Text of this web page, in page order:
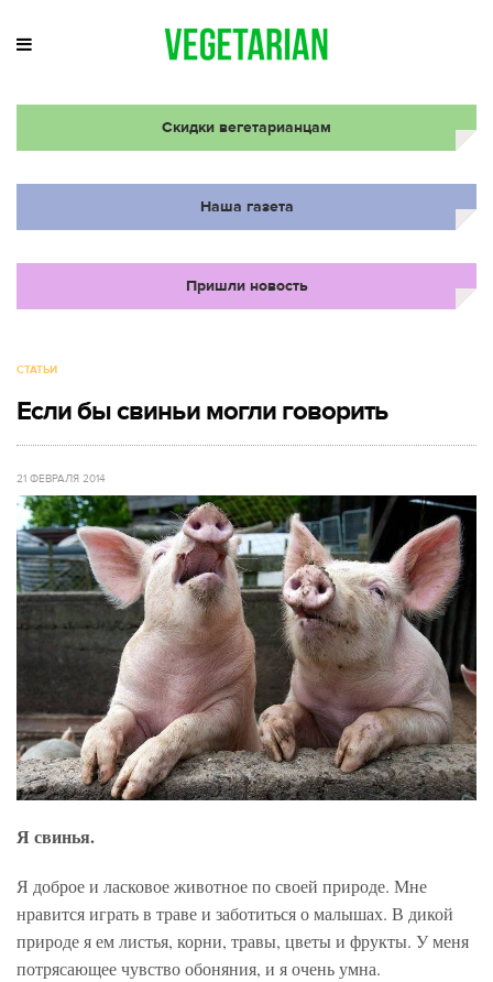
Скидки вегетарианцам
Наша газета
Пришли новость
СТАТЬИ
Если бы свиньи могли говорить
21 ФЕВРАЛЯ 2014
Я свинья.
Я доброе и ласковое животное по своей природе. Мне
нравится играть в траве и заботиться о малышах. В дикой
природе я ем листья, корни, травы, цветы и фрукты. У меня
потрясающее чувство обоняния, и я очень умна.